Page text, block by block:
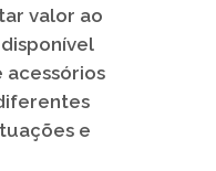
valor ao
acessórios
e